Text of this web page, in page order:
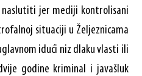
naslutiti jer mediji kontrolisani
situaciji u Željeznicama
idući niz dlaku vlasti ili
godine kriminal i javašluk